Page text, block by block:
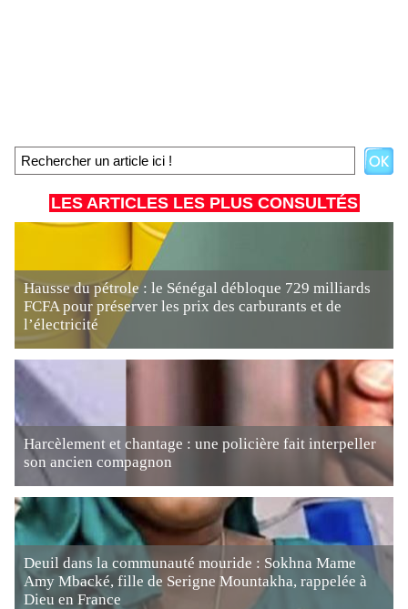
LES ARTICLES LES PLUS CONSULTÉS
Hausse du pétrole : le Sénégal débloque 729 milliards
FCFA pour préserver les prix des carburants et de
l’électricité
Harcèlement et chantage : une policière fait interpeller
son ancien compagnon
Deuil dans la communauté mouride : Sokhna Mame
Amy Mbacké, fille de Serigne Mountakha, rappelée à
Dieu en France